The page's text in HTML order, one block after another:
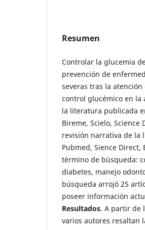
Resumen
Controlar la glucemia
prevención de
severas tras la atención
control glucémico en la
la literatura publicada
Bireme, Scielo, Science
revisión narrativa de la
Pubmed, Sience Direct,
término de búsqueda:
diabetes, manejo
búsqueda arrojó 25
poseer información
Resultados. A partir de
varios autores resaltan